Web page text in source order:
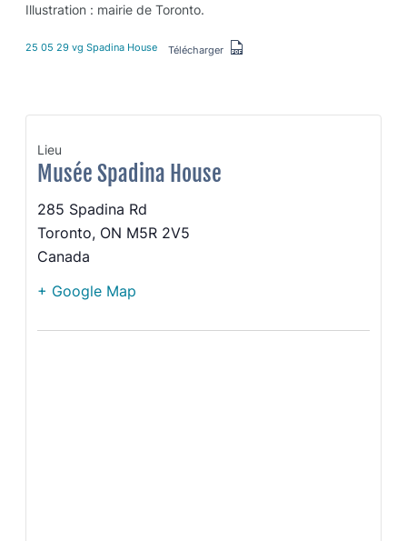
Illustration : mairie de Toronto.
25 05 29 vg Spadina House Télécharger
Musée Spadina House
285 Spadina Rd
Toronto, ON M5R 2V5
Canada
+ Google Map